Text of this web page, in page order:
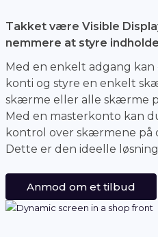
Takket være Visible
nemmere at styre
Med en enkelt adgang
konti og styre en enkelt
skærme eller alle skærme
Med en masterkonto kan
kontrol over skærmene på
Dette er den ideelle
Anmod om et tilbud